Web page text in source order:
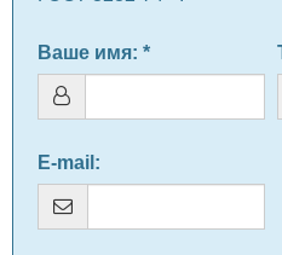
Ваше имя: *
E-mail :